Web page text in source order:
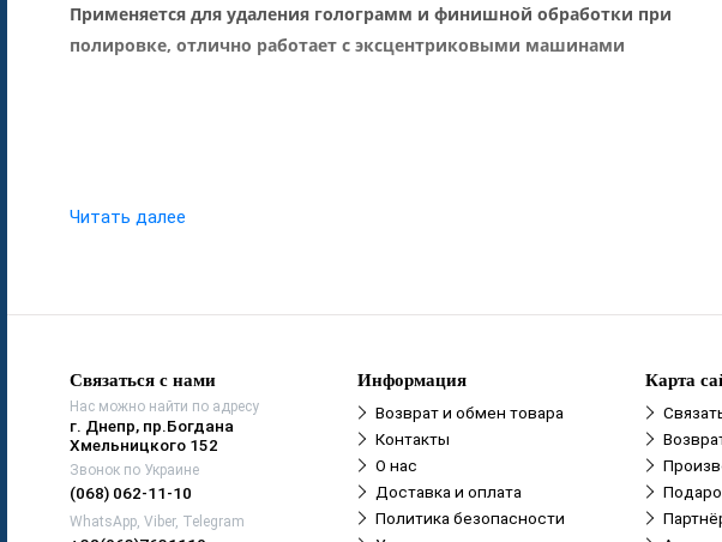
Применяется для удаления голограмм и финишной обработки при
полировке, отлично работает с эксцентриковыми машинами
Читать далее
Связаться с нами
Нас можно найти по адресу
г. Днепр, пр.Богдана
Хмельницкого 152
Звонок по Украине
(068) 062-11-10
WhatsApp, Viber, Telegram
Информация
Возврат и обмен товара
Контакты
О нас
Доставка и оплата
Политика безопасности
Карта